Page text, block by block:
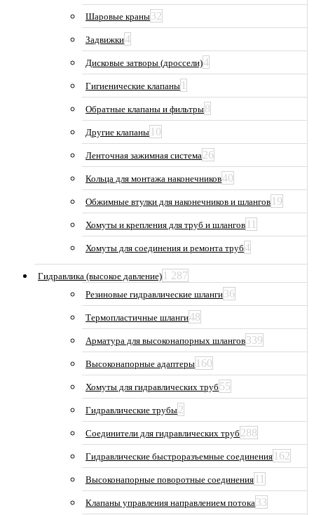
Шаровые краны32
Задвижки4
Дисковые затворы (дроссели)4
Гигиенические клапаны 1
Обратные клапаны и фильтры8
Другие клапаны 10
Ленточная зажимная система26
Кольца для монтажа наконечников40
Обжимные втулки для наконечников и шлангов 19
Хомуты и крепления для труб и шлангов 11
Хомуты для соединения и ремонта труб4
Гидравлика (высокое давление) 1 287
Резиновые гидравлические шланги36
Термопластичные шланги48
Арматура для высоконапорных шлангов339
Высоконапорные адаптеры 160
Хомуты для гидравлических труб 55
Гидравлические трубы2
Соединители для гидравлических труб 288
Гидравлические быстроразъемные соединения 162
Высоконапорные поворотные соединения 11
Клапаны управления направлением потока33